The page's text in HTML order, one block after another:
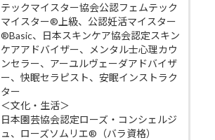
テックマイスター協会公認フェムテック
マイスター®上級、公認妊活マイスター
®Basic、日本スキンケア協会認定スキン
ケアアドバイザー、メンタル士心理カウ
ンセラー、アーユルヴェーダアドバイザ
ー、快眠セラピスト、安眠インストラク
ター
＜文化・生活＞
日本園芸協会認定ローズ・コンシェルジ
ュ、ローズソムリエ®（バラ資格）